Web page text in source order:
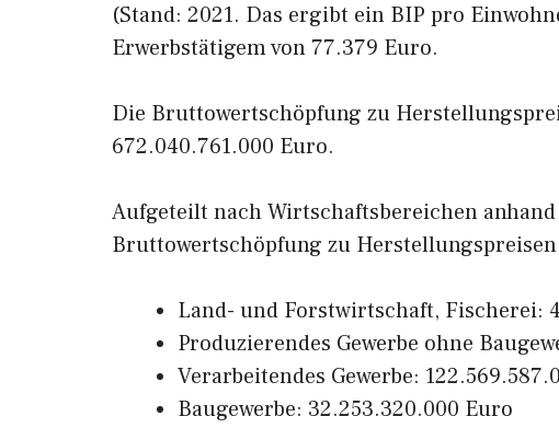
(Stand: 2021. Das ergibt ein BIP pro
Erwerbstätigem von 77.379 Euro.
Die Bruttowertschöpfung zu
672.040.761.000 Euro.
Aufgeteilt nach Wirtschaftsbereichen
Bruttowertschöpfung zu
Land- und Forstwirtschaft, Fischerei:
Produzierendes Gewerbe ohne
Verarbeitendes Gewerbe:
Baugewerbe: 32.253.320.000 Euro